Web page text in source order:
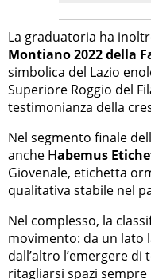
La graduatoria ha
Montiano 2022 della
simbolica del Lazio
Superiore Roggio del
testimonianza della
Nel segmento finale
anche Habemus
Giovenale, etichetta
qualitativa stabile nel
Nel complesso, la
movimento: da un lato
dall’altro l’emergere
ritagliarsi spazi